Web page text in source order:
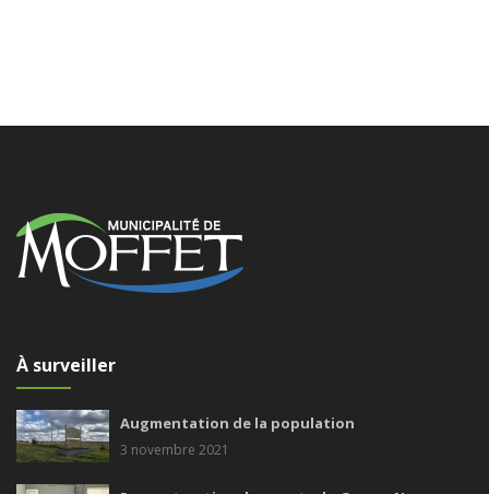
À surveiller
Augmentation de la population
3 novembre 2021